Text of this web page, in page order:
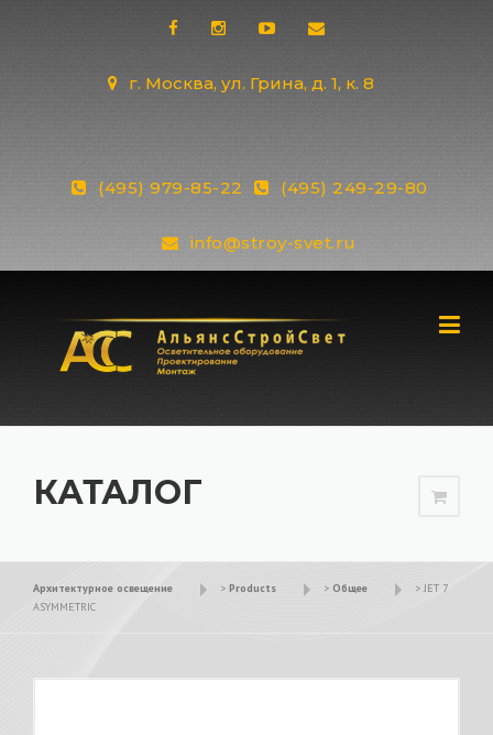
г. Москва, ул. Грина, д. 1, к. 8
(495) 979-85-22 (495) 249-29-80
info@stroy-svet.ru
КАТАЛОГ
Архитектурное освещение > Products > Общее > JET 7
ASYMMETRIC